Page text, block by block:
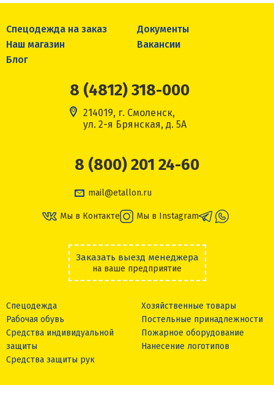
Спецодежда на заказ
Документы
Наш магазин
Вакансии
Блог
8 (4812) 318-000
214019, г. Смоленск,
ул. 2-я Брянская, д. 5А
8 (800) 201 24-60
mail@etallon.ru
Мы в Контакте Мы в Instagram
Заказать выезд менеджера
на ваше предприятие
Спецодежда
Рабочая обувь
Средства индивидуальной
защиты
Средства защиты рук
Хозяйственные товары
Постельные принадлежности
Пожарное оборудование
Нанесение логотипов